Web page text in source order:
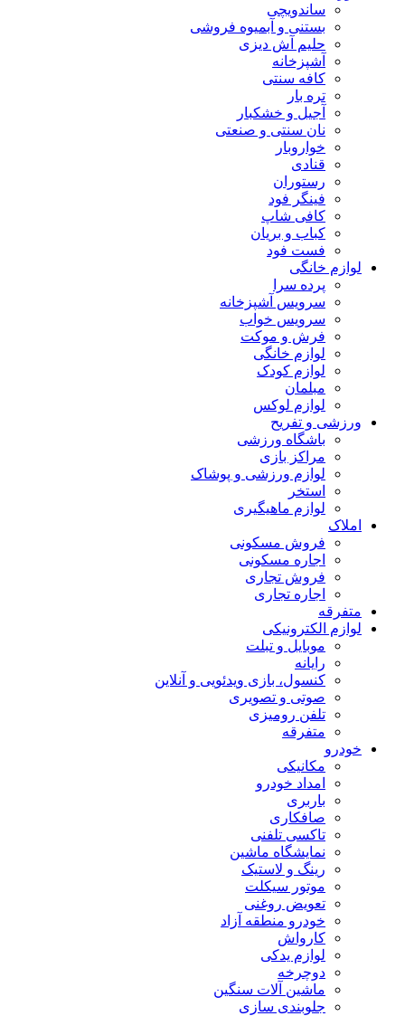
ساندویچی
بستنی و آبمیوه فروشی
حلیم آش دیزی
آشپزخانه
کافه سنتی
تره بار
آجیل و خشکبار
نان سنتی و صنعتی
خواروبار
قنادی
رستوران
فینگر فود
کافی شاپ
کباب و بریان
فست فود
لوازم خانگی
پرده سرا
سرویس آشپزخانه
سرویس خواب
فرش و موکت
لوازم خانگی
لوازم کودک
مبلمان
لوازم لوکس
ورزشی و تفریح
باشگاه ورزشی
مراکز بازی
لوازم ورزشی و پوشاک
استخر
لوازم ماهیگیری
املاک
فروش مسکونی
اجاره مسکونی
فروش تجاری
اجاره تجاری
متفرقه
لوازم الکترونیکی
موبایل و تبلت
رایانه
کنسول، بازی‌ ویدئویی و آنلاین
صوتی و تصویری
تلفن رومیزی
متفرقه
خودرو
مکانیکی
امداد خودرو
باربری
صافکاری
تاکسی تلفنی
نمایشگاه ماشین
رینگ و لاستیک
موتور سیکلت
تعویض روغنی
خودرو منطقه آزاد
کارواش
لوازم یدکی
دوچرخه
ماشین آلات سنگین
جلوبندی سازی